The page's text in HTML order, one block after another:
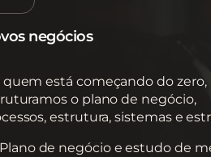
negócios
quem está começando do zero,
o plano de negócio,
estrutura, sistemas e
Plano de negócio e estudo de